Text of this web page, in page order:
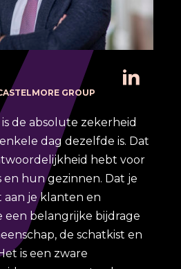
GROUP
de absolute zekerheid
dag dezelfde is. Dat
hebt voor
hun gezinnen. Dat je
je klanten en
een belangrijke bijdrage
de schatkist en
is een zware